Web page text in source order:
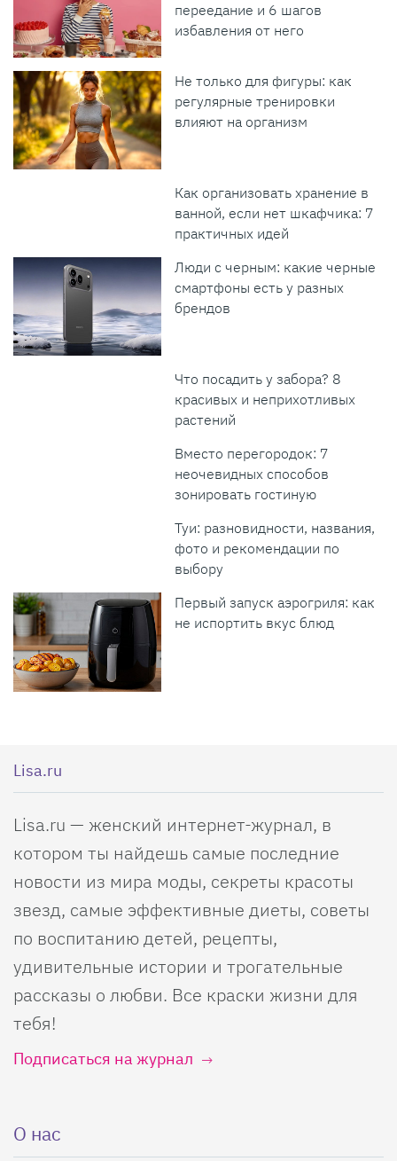
переедание и 6 шагов
избавления от него
Не только для фигуры: как
регулярные тренировки
влияют на организм
Как организовать хранение в
ванной, если нет шкафчика: 7
практичных идей
Люди с черным: какие черные
смартфоны есть у разных
брендов
Что посадить у забора? 8
красивых и неприхотливых
растений
Вместо перегородок: 7
неочевидных способов
зонировать гостиную
Туи: разновидности, названия,
фото и рекомендации по
выбору
Первый запуск аэрогриля: как
не испортить вкус блюд
Lisa.ru
Lisa.ru — женский интернет-журнал, в
котором ты найдешь самые последние
новости из мира моды, секреты красоты
звезд, самые эффективные диеты, советы
по воспитанию детей, рецепты,
удивительные истории и трогательные
рассказы о любви. Все краски жизни для
тебя!
Подписаться на журнал
О нас